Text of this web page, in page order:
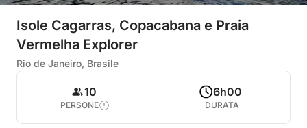
Isole Cagarras, Copacabana e Praia
Vermelha Explorer
Rio de Janeiro, Brasile
10
PERSONE
6h00
DURATA